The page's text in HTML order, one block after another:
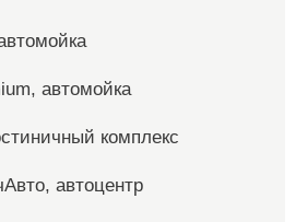
автомойка
комплекс
автоцентр